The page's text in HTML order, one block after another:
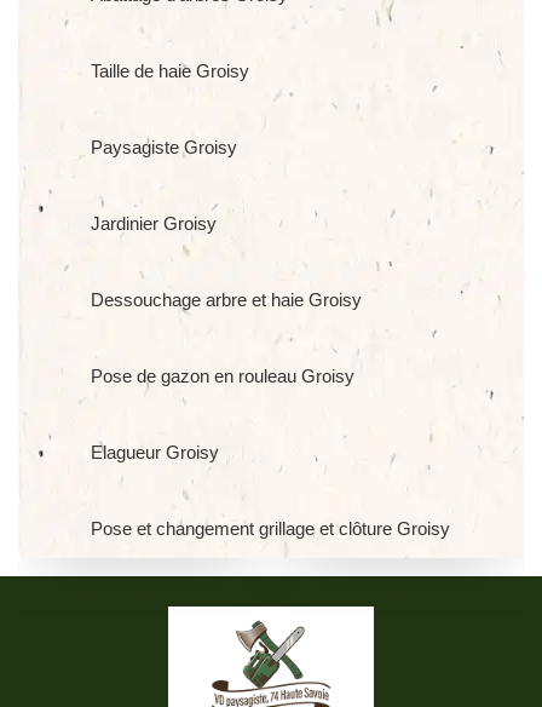
Taille de haie Groisy
Paysagiste Groisy
Jardinier Groisy
Dessouchage arbre et haie Groisy
Pose de gazon en rouleau Groisy
Elagueur Groisy
Pose et changement grillage et clôture Groisy